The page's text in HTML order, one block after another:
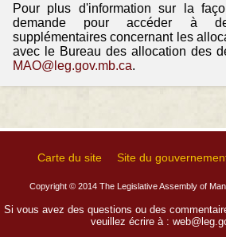
Pour plus d'information sur la
demande pour accéder à
supplémentaires concernant les
avec le Bureau des allocation des
MAO@leg.gov.mb.ca.
Carte du site Site du
Copyright © 2014 The Legislative Assembly of
Si vous avez des questions ou des
veuillez écrire à :